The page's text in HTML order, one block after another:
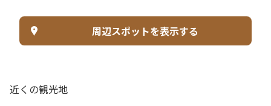
周辺スポットを表示する
近くの観光地